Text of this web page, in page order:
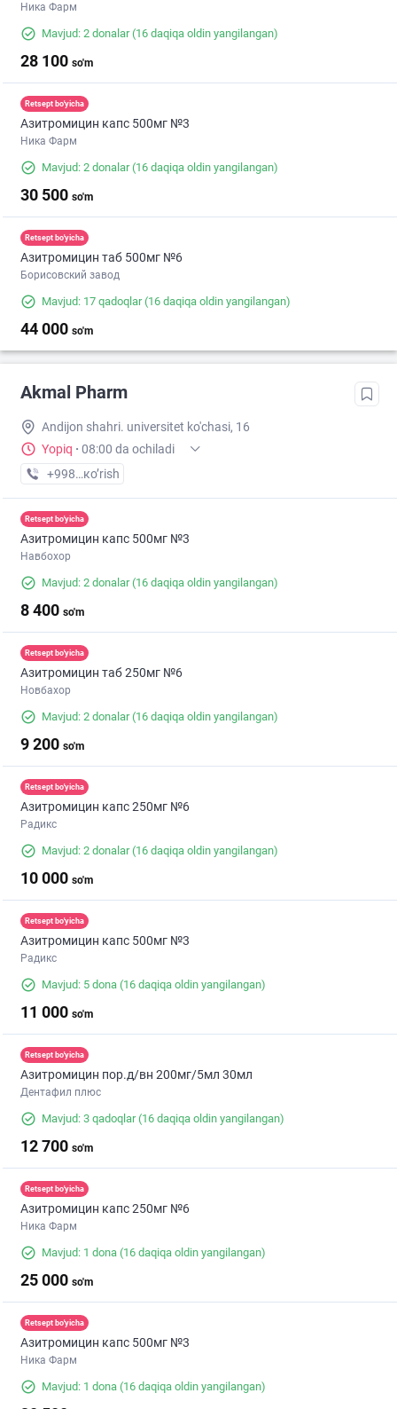
Ника Фарм
Mavjud: 2 donalar(16 daqiqa oldin yangilangan)
28 100 so'm
Retsept bo'yicha
Азитромицин капс 500мг №3
Ника Фарм
Mavjud: 2 donalar(16 daqiqa oldin yangilangan)
30 500 so'm
Retsept bo'yicha
Азитромицин таб 500мг №6
Борисовский завод
Mavjud: 17 qadoqlar(16 daqiqa oldin yangilangan)
44 000 so'm
Akmal Pharm
Andijon shahri. universitet ko'chasi, 16
Yopiq · 08:00 da ochiladi
+998 (90) XXX-XX-XX
кo’rish
Retsept bo'yicha
Азитромицин капс 500мг №3
Навбохор
Mavjud: 2 donalar(16 daqiqa oldin yangilangan)
8 400 so'm
Retsept bo'yicha
Азитромицин таб 250мг №6
Новбахор
Mavjud: 2 donalar(16 daqiqa oldin yangilangan)
9 200 so'm
Retsept bo'yicha
Азитромицин капс 250мг №6
Радикс
Mavjud: 2 donalar(16 daqiqa oldin yangilangan)
10 000 so'm
Retsept bo'yicha
Азитромицин капс 500мг №3
Радикс
Mavjud: 5 dona (16 daqiqa oldin yangilangan)
11 000 so'm
Retsept bo'yicha
Азитромицин пор.д/вн 200мг/5мл 30мл
Дентафил плюс
Mavjud: 3 qadoqlar(16 daqiqa oldin yangilangan)
12 700 so'm
Retsept bo'yicha
Азитромицин капс 250мг №6
Ника Фарм
Mavjud: 1 dona (16 daqiqa oldin yangilangan)
25 000 so'm
Retsept bo'yicha
Азитромицин капс 500мг №3
Ника Фарм
Mavjud: 1 dona (16 daqiqa oldin yangilangan)